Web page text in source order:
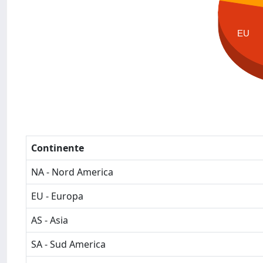
EU
Continente
NA - Nord America
EU - Europa
AS - Asia
SA - Sud America